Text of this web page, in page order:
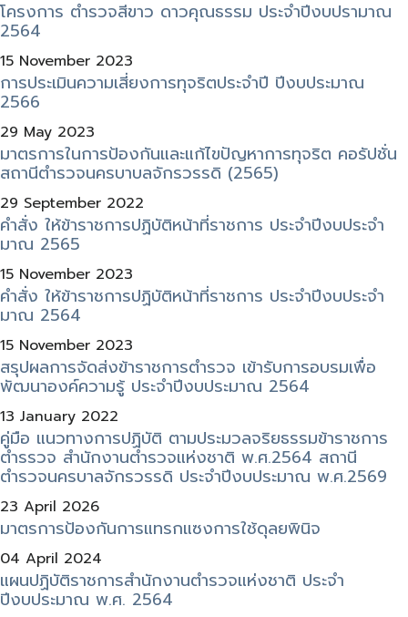
โครงการ ตำรวจสีขาว ดาวคุณธรรม ประจำปีงบปรามาณ
2564
15 November 2023
การประเมินความเสี่ยงการทุจริตประจำปี ปีงบประมาณ
2566
29 May 2023
มาตรการในการป้องกันและแก้ไขปัญหาการทุจริต คอรัปชั่น
สถานีตำรวจนครบาบลจักรวรรดิ (2565)
29 September 2022
คำสั่ง ให้ข้าราชการปฏิบัติหน้าที่ราชการ ประจำปีงบประจำ
มาณ 2565
15 November 2023
คำสั่ง ให้ข้าราชการปฏิบัติหน้าที่ราชการ ประจำปีงบประจำ
มาณ 2564
15 November 2023
สรุปผลการจัดส่งข้าราชการตำรวจ เข้ารับการอบรมเพื่อ
พัฒนาองค์ความรู้ ประจำปีงบประมาณ 2564
13 January 2022
คู่มือ แนวทางการปฏิบัติ ตามประมวลจริยธรรมข้าราชการ
ตำรรวจ สำนักงานตำรวจแห่งชาติ พ.ศ.2564 สถานี
ตำรวจนครบาลจักรวรรดิ ประจำปีงบประมาณ พ.ศ.2569
23 April 2026
มาตรการป้องกันการแทรกแซงการใช้ดุลยพินิจ
04 April 2024
แผนปฏิบัติราชการสำนักงานตำรวจแห่งชาติ ประจำ
ปีงบประมาณ พ.ศ. 2564